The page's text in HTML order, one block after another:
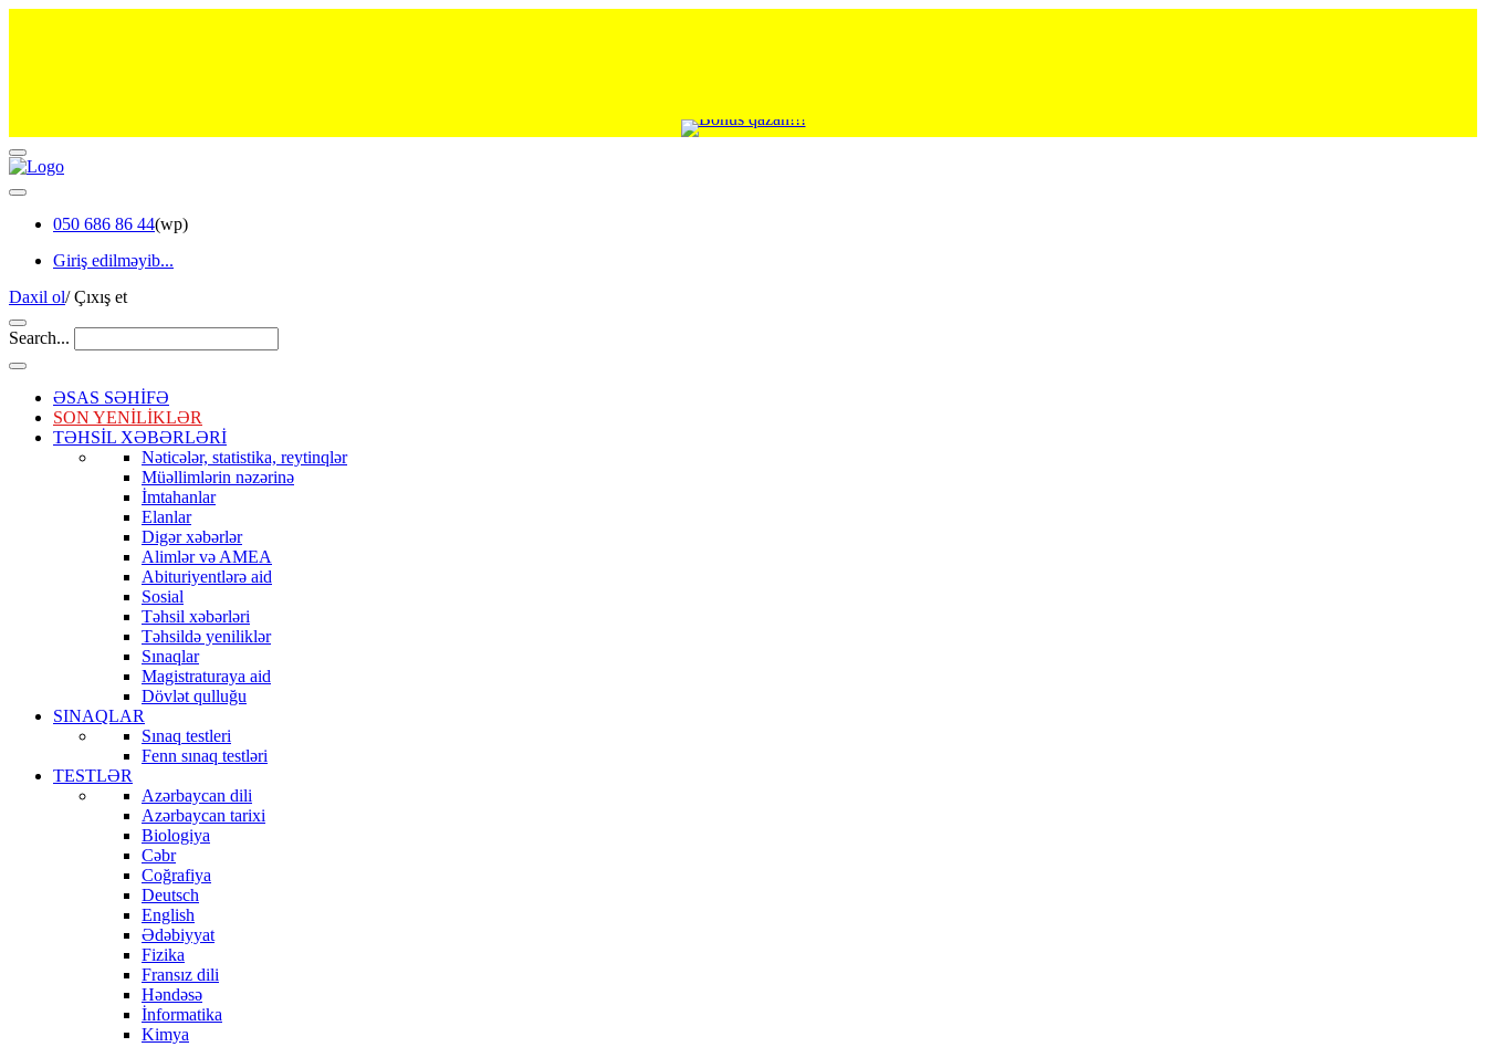
050 686 86 44(wp)
Giriş edilməyib...
Daxil ol/Çıxış et
Search...
ƏSAS SƏHİFƏ
SON YENİLİKLƏR
TƏHSİL XƏBƏRLƏRİ
Nəticələr, statistika, reytinqlər
Müəllimlərin nəzərinə
İmtahanlar
Elanlar
Digər xəbərlər
Alimlər və AMEA
Abituriyentlərə aid
Sosial
Təhsil xəbərləri
Təhsildə yeniliklər
Sınaqlar
Magistraturaya aid
Dövlət qulluğu
SINAQLAR
Sınaq testleri
Fenn sınaq testləri
TESTLƏR
Azərbaycan dili
Azərbaycan tarixi
Biologiya
Cəbr
Coğrafiya
Deutsch
English
Ədəbiyyat
Fizika
Fransız dili
Həndəsə
İnformatika
Kimya